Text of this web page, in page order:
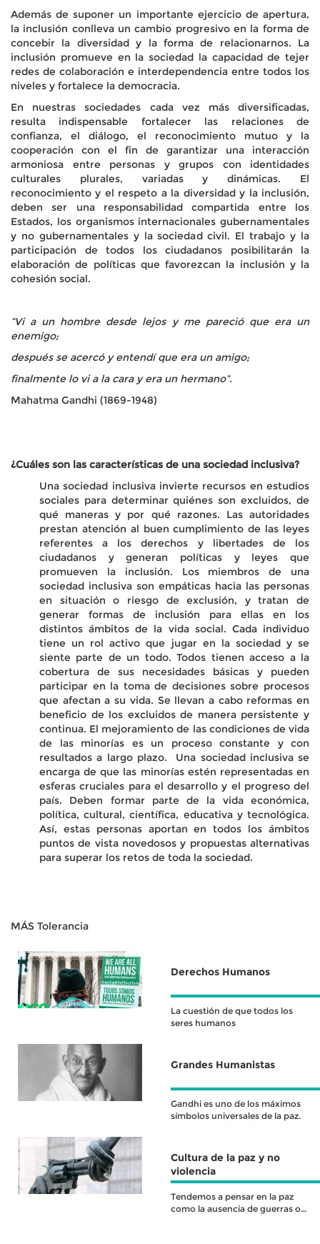
Además de suponer un importante ejercicio de apertura,
la inclusión conlleva un cambio progresivo en la forma de
concebir la diversidad y la forma de relacionarnos. La
inclusión promueve en la sociedad la capacidad de tejer
redes de colaboración e interdependencia entre todos los
niveles y fortalece la democracia.
En nuestras sociedades cada vez más diversificadas,
resulta indispensable fortalecer las relaciones de
confianza, el diálogo, el reconocimiento mutuo y la
cooperación con el fin de garantizar una interacción
armoniosa entre personas y grupos con identidades
culturales plurales, variadas y dinámicas. El
reconocimiento y el respeto a la diversidad y la inclusión,
deben ser una responsabilidad compartida entre los
Estados, los organismos internacionales gubernamentales
y no gubernamentales y la sociedad civil. El trabajo y la
participación de todos los ciudadanos posibilitarán la
elaboración de políticas que favorezcan la inclusión y la
cohesión social.
“Vi a un hombre desde lejos y me pareció que era un
enemigo;
después se acercó y entendí que era un amigo;
finalmente lo vi a la cara y era un hermano”.
Mahatma Gandhi (1869-1948)
¿Cuáles son las características de una sociedad inclusiva?
Una sociedad inclusiva invierte recursos en estudios
sociales para determinar quiénes son excluidos, de
qué maneras y por qué razones. Las autoridades
prestan atención al buen cumplimiento de las leyes
referentes a los derechos y libertades de los
ciudadanos y generan políticas y leyes que
promueven la inclusión.
Los miembros de una
sociedad inclusiva son empáticas hacia las personas
en situación o riesgo de exclusión, y tratan de
generar formas de inclusión para ellas en los
distintos ámbitos de la vida social. Cada individuo
tiene un rol activo que jugar en la sociedad y se
siente parte de un todo. Todos tienen acceso a la
cobertura de sus necesidades básicas y pueden
participar en la toma de decisiones sobre procesos
que afectan a su vida. Se llevan a cabo reformas en
beneficio de los excluidos de manera persistente y
continua. El mejoramiento de las condiciones de vida
de las minorías es un proceso constante y con
resultados a largo plazo.
Una sociedad inclusiva se
encarga de que las minorías estén representadas en
esferas cruciales para el desarrollo y el progreso del
país. Deben formar parte de la vida económica,
política, cultural, científica, educativa y tecnológica.
Así, estas personas aportan en todos los ámbitos
puntos de vista novedosos y propuestas alternativas
para superar los retos de toda la sociedad.
MÁS Tolerancia
Derechos Humanos
La cuestión de que todos los
seres humanos
Grandes Humanistas
Gandhi es uno de los máximos
símbolos universales de la paz.
Cultura de la paz y no
violencia
Tendemos a pensar en la paz
como la ausencia de guerras o